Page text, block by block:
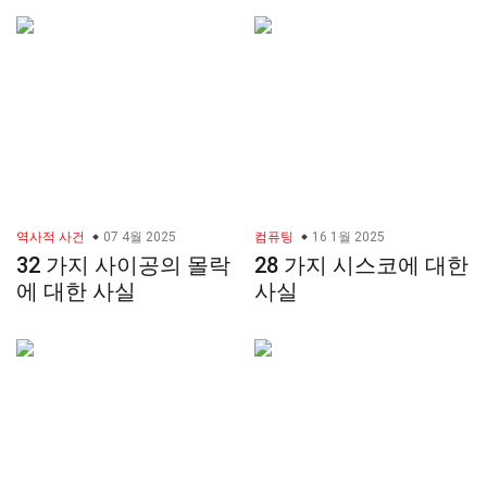
역사적 사건 07 4월 2025
32 가지 사이공의 몰락
에 대한 사실
컴퓨팅 16 1월 2025
28 가지 시스코에 대한
사실